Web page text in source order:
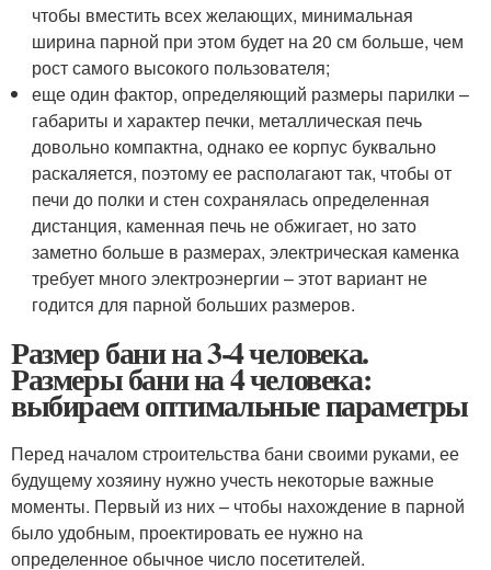
чтобы вместить всех желающих, минимальная
ширина парной при этом будет на 20 см больше, чем
рост самого высокого пользователя;
еще один фактор, определяющий размеры парилки –
габариты и характер печки, металлическая печь
довольно компактна, однако ее корпус буквально
раскаляется, поэтому ее располагают так, чтобы от
печи до полки и стен сохранялась определенная
дистанция, каменная печь не обжигает, но зато
заметно больше в размерах, электрическая каменка
требует много электроэнергии – этот вариант не
годится для парной больших размеров.
Размер бани на 3-4 человека.
Размеры бани на 4 человека:
выбираем оптимальные параметры
Перед началом строительства бани своими руками, ее
будущему хозяину нужно учесть некоторые важные
моменты. Первый из них – чтобы нахождение в парной
было удобным, проектировать ее нужно на
определенное обычное число посетителей.